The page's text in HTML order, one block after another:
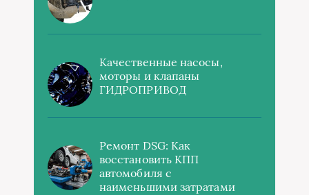
Качественные насосы,
моторы и клапаны
ГИДРОПРИВОД
Ремонт DSG: Как
восстановить КПП
автомобиля с
наименьшими затратами